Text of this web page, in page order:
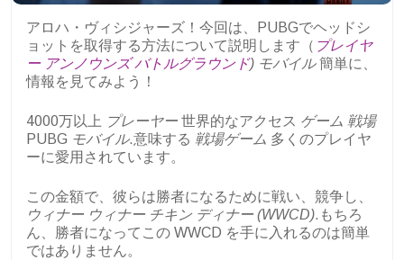
アロハ・ヴィシジャーズ！今回は、PUBGでヘッドシ
ョットを取得する方法について説明します（ プレイヤ
ー アンノウンズ バトルグラウンド) モバイル簡単に、
情報を見てみよう！
4000万以上 プレーヤー世界的なアクセス ゲーム 戦場
PUBG モバイル.意味する 戦場ゲーム 多くのプレイヤ
ーに愛用されています。
この金額で、彼らは勝者になるために戦い、競争し、
ウィナー ウィナー チキン ディナー (WWCD).もちろ
ん、勝者になってこの WWCD を手に入れるのは簡単
ではありません。